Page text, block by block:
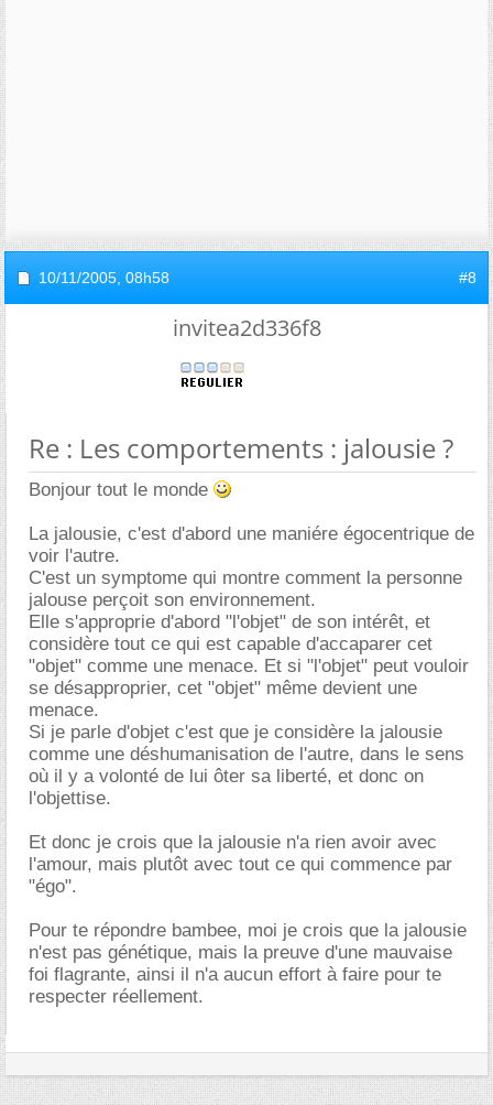
10/11/2005, 08h58 #8
invitea2d336f8
Re : Les comportements : jalousie ?
Bonjour tout le monde
La jalousie, c'est d'abord une maniére égocentrique de
voir l'autre.
C'est un symptome qui montre comment la personne
jalouse perçoit son environnement.
Elle s'approprie d'abord "l'objet" de son intérêt, et
considère tout ce qui est capable d'accaparer cet
"objet" comme une menace. Et si "l'objet" peut vouloir
se désapproprier, cet "objet" même devient une
menace.
Si je parle d'objet c'est que je considère la jalousie
comme une déshumanisation de l'autre, dans le sens
où il y a volonté de lui ôter sa liberté, et donc on
l'objettise.
Et donc je crois que la jalousie n'a rien avoir avec
l'amour, mais plutôt avec tout ce qui commence par
"égo".
Pour te répondre bambee, moi je crois que la jalousie
n'est pas génétique, mais la preuve d'une mauvaise
foi flagrante, ainsi il n'a aucun effort à faire pour te
respecter réellement.